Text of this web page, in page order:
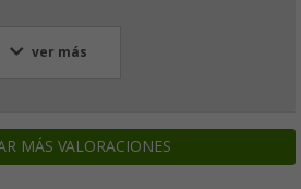
ver más
MÁS VALORACIONES